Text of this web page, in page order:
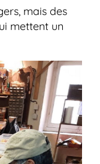
mais des
mettent un